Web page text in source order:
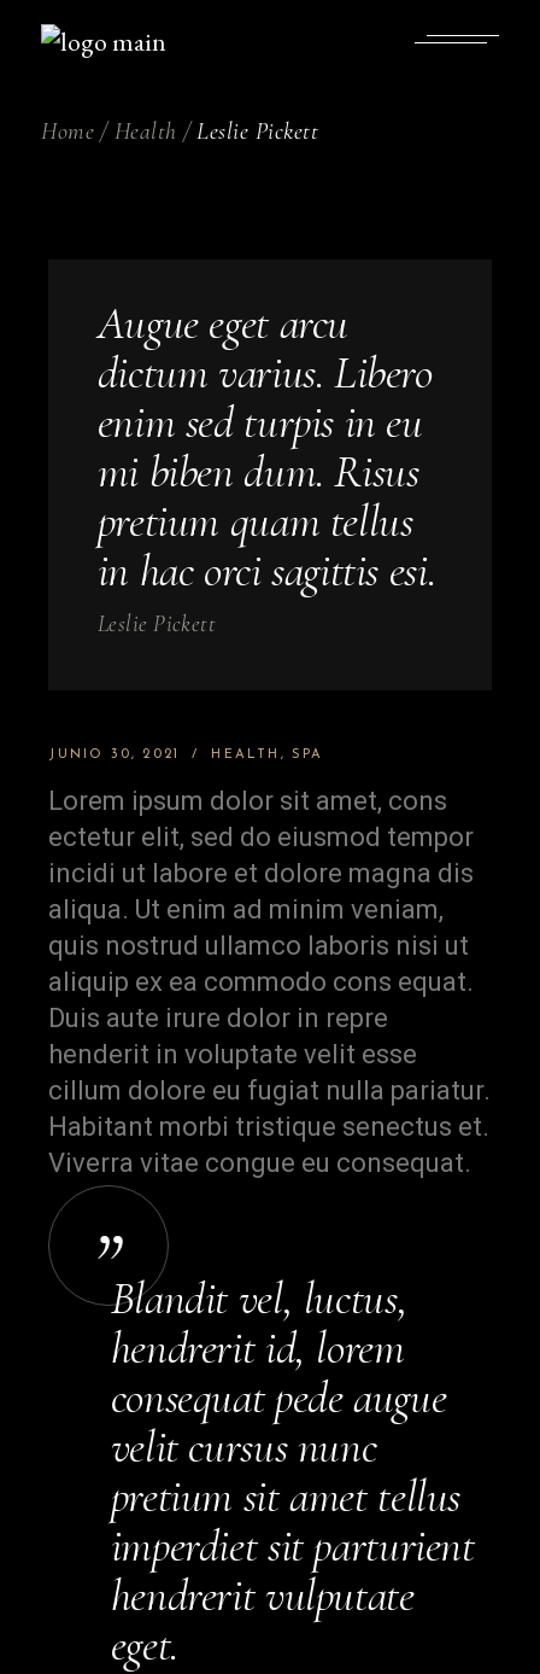
Home Health Leslie Pickett
Augue eget arcu
dictum varius. Libero
enim sed turpis in eu
mi biben dum. Risus
pretium quam tellus
in hac orci sagittis esi.
Leslie Pickett
JUNIO 30, 2021 HEALTH SPA
Lorem ipsum dolor sit amet, cons
ectetur elit, sed do eiusmod tempor
incidi ut labore et dolore magna dis
aliqua. Ut enim ad minim veniam,
quis nostrud ullamco laboris nisi ut
aliquip ex ea commodo cons equat.
Duis aute irure dolor in repre
henderit in voluptate velit esse
cillum dolore eu fugiat nulla pariatur.
Habitant morbi tristique senectus et.
Viverra vitae congue eu consequat.
Blandit vel, luctus,
hendrerit id, lorem
consequat pede augue
velit cursus nunc
pretium sit amet tellus
imperdiet sit parturient
hendrerit vulputate
eget.